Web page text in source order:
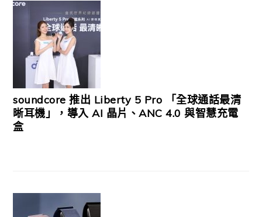
soundcore 推出 Liberty 5 Pro 「全球通話最清
晰耳機」，導入 AI 晶片、ANC 4.0 與智慧充電
盒